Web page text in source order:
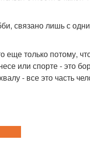
связано лишь с
только потому,
или спорте - это
- все это часть